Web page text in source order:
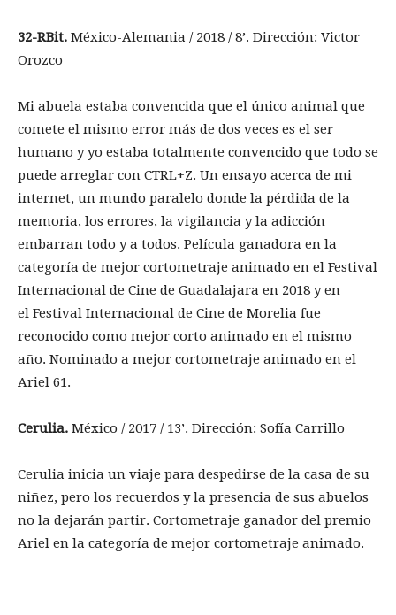
32-RBit. México-Alemania / 2018 / 8’. Dirección: Victor
Orozco
Mi abuela estaba convencida que el único animal que
comete el mismo error más de dos veces es el ser
humano y yo estaba totalmente convencido que todo se
puede arreglar con CTRL+Z. Un ensayo acerca de mi
internet, un mundo paralelo donde la pérdida de la
memoria, los errores, la vigilancia y la adicción
embarran todo y a todos. Película ganadora en la
categoría de mejor cortometraje animado en el Festival
Internacional de Cine de Guadalajara en 2018 y en
el Festival Internacional de Cine de Morelia fue
reconocido como mejor corto animado en el mismo
año. Nominado a mejor cortometraje animado en el
Ariel 61.
Cerulia. México / 2017 / 13’. Dirección: Sofía Carrillo
Cerulia inicia un viaje para despedirse de la casa de su
niñez, pero los recuerdos y la presencia de sus abuelos
no la dejarán partir. Cortometraje ganador del premio
Ariel en la categoría de mejor cortometraje animado.